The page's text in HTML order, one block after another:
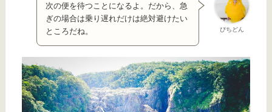
ぴちどん
次の便を待つことになるよ。だから、急
ぎの場合は乗り遅れだけは絶対避けたい
ところだね。